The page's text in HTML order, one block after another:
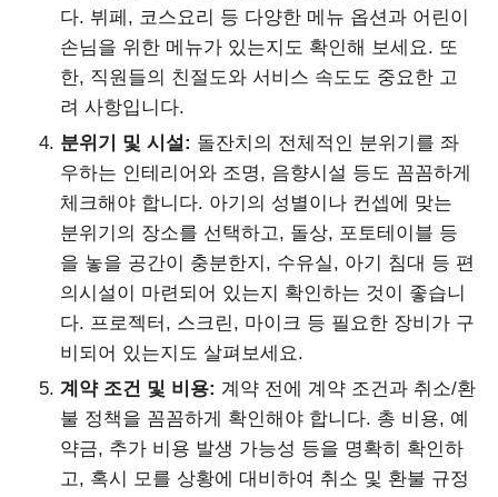
다. 뷔페, 코스요리 등 다양한 메뉴 옵션과 어린이
손님을 위한 메뉴가 있는지도 확인해 보세요. 또
한, 직원들의 친절도와 서비스 속도도 중요한 고
려 사항입니다.
분위기 및 시설: 돌잔치의 전체적인 분위기를 좌
우하는 인테리어와 조명, 음향시설 등도 꼼꼼하게
체크해야 합니다. 아기의 성별이나 컨셉에 맞는
분위기의 장소를 선택하고, 돌상, 포토테이블 등
을 놓을 공간이 충분한지, 수유실, 아기 침대 등 편
의시설이 마련되어 있는지 확인하는 것이 좋습니
다. 프로젝터, 스크린, 마이크 등 필요한 장비가 구
비되어 있는지도 살펴보세요.
계약 조건 및 비용: 계약 전에 계약 조건과 취소/환
불 정책을 꼼꼼하게 확인해야 합니다. 총 비용, 예
약금, 추가 비용 발생 가능성 등을 명확히 확인하
고, 혹시 모를 상황에 대비하여 취소 및 환불 규정